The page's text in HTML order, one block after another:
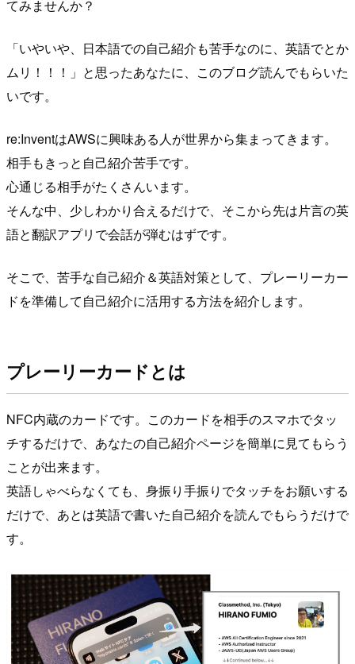
てみませんか？
「いやいや、日本語での自己紹介も苦手なのに、英語でとか
ムリ！！！」と思ったあなたに、このブログ読んでもらいた
いです。
re:InventはAWSに興味ある人が世界から集まってきます。
相手もきっと自己紹介苦手です。
心通じる相手がたくさんいます。
そんな中、少しわかり合えるだけで、そこから先は片言の英
語と翻訳アプリで会話が弾むはずです。
そこで、苦手な自己紹介＆英語対策として、プレーリーカー
ドを準備して自己紹介に活用する方法を紹介します。
プレーリーカードとは
NFC内蔵のカードです。このカードを相手のスマホでタッ
チするだけで、あなたの自己紹介ページを簡単に見てもらう
ことが出来ます。
英語しゃべらなくても、身振り手振りでタッチをお願いする
だけで、あとは英語で書いた自己紹介を読んでもらうだけで
す。